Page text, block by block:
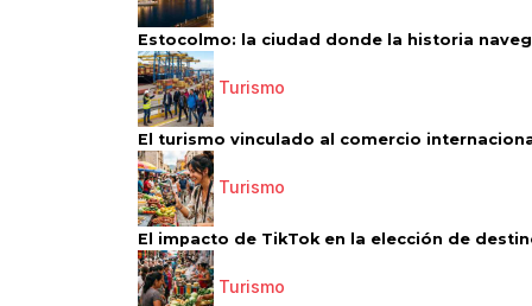
Estocolmo: la ciudad donde la historia
Turismo
El turismo vinculado al comercio
Turismo
El impacto de TikTok en la elección de
Turismo